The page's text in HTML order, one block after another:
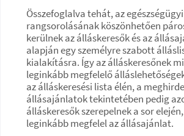
Összefoglalva tehát, az
rangsorolásának köszönhetően
kerülnek az álláskeresők és az
alapján egy személyre szabott
kialakításra. Így az álláskeresőnek
leginkább megfelelő
az álláskeresési lista élén, a
állásajánlatok tekintetében pedig
álláskeresők szerepelnek a sor
leginkább megfelel az állásajánlat.